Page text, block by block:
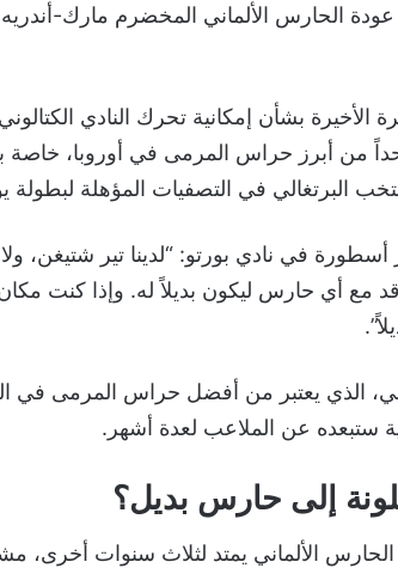
الحارس الألماني المخضرم مارك-
الأخيرة بشأن إمكانية تحرك النادي
من أبرز حراس المرمى في أوروبا، خاصة
البرتغالي في التصفيات المؤهلة لبطولة يورو
أسطورة في نادي بورتو: “لدينا تير شتيغن،
مع أي حارس ليكون بديلاً له. وإذا كنت مكان
الذي يعتبر من أفضل حراس المرمى في
ستبعده عن الملاعب لعدة أشهر.
إلى حارس بديل؟